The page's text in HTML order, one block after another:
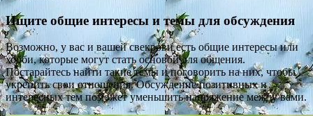
Ищите общие интересы и темы для обсуждения
Возможно, у вас и вашей свекрови есть общие интересы или
хобби, которые могут стать основой для общения.
Постарайтесь найти такие темы и поговорить на них, чтобы
укрепить свои отношения. Обсуждение позитивных и
интересных тем поможет уменьшить напряжение между вами.